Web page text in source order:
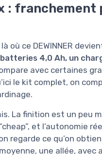
franchement
où ce DEWINNER
4,0 Ah, un
avec certaines
le kit complet, on
La finition est un peu
et l’autonomie
regarde ce qu’on
une allée,